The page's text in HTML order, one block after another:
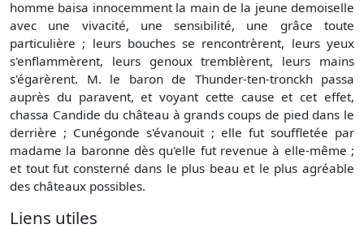
homme baisa innocemment la main de la jeune demoiselle
avec une vivacité, une sensibilité, une grâce toute
particulière ; leurs bouches se rencontrèrent, leurs yeux
s'enflammèrent, leurs genoux tremblèrent, leurs mains
s'égarèrent. M. le baron de Thunder-ten-tronckh passa
auprès du paravent, et voyant cette cause et cet effet,
chassa Candide du château à grands coups de pied dans le
derrière ; Cunégonde s'évanouit ; elle fut souffletée par
madame la baronne dès qu'elle fut revenue à elle-même ;
et tout fut consterné dans le plus beau et le plus agréable
des châteaux possibles.
Liens utiles